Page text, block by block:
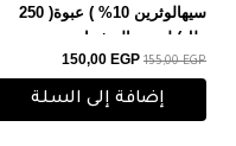
سيهالوثرين 10% ) عبوة( 250
ملل) لجميع الحشرات
155,00EGP
150,00 EGP
إضافة إلى السلة